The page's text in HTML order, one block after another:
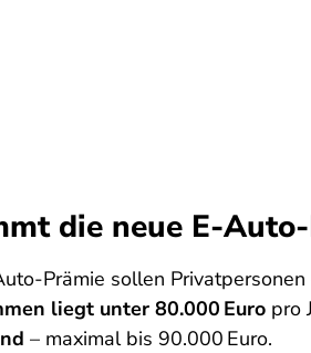
die neue E-
Prämie sollen
liegt unter 80.000 Euro pro
– maximal bis 90.000 Euro.